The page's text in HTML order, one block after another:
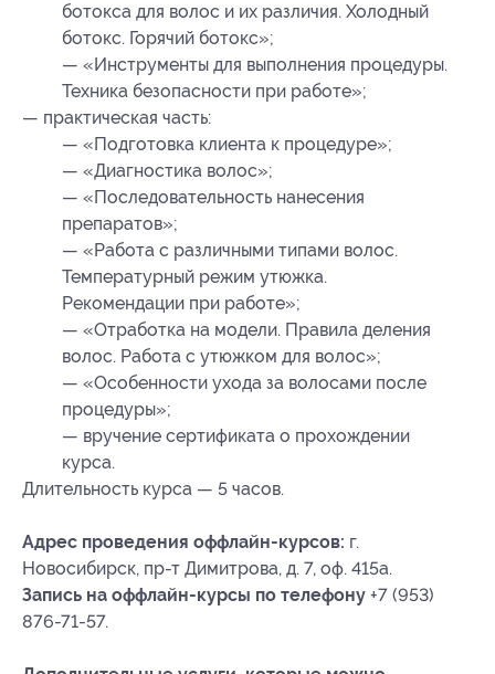
ботокса для волос и их различия. Холодный
ботокс. Горячий ботокс»;
— «Инструменты для выполнения процедуры.
Техника безопасности при работе»;
— практическая часть:
— «Подготовка клиента к процедуре»;
— «Диагностика волос»;
— «Последовательность нанесения
препаратов»;
— «Работа с различными типами волос.
Температурный режим утюжка.
Рекомендации при работе»;
— «Отработка на модели. Правила деления
волос. Работа с утюжком для волос»;
— «Особенности ухода за волосами после
процедуры»;
— вручение сертификата о прохождении
курса.
Длительность курса — 5 часов.
Адрес проведения оффлайн-курсов: г.
Новосибирск, пр-т Димитрова, д. 7, оф. 415а.
Запись на оффлайн-курсы по телефону +7 (953)
876-71-57.